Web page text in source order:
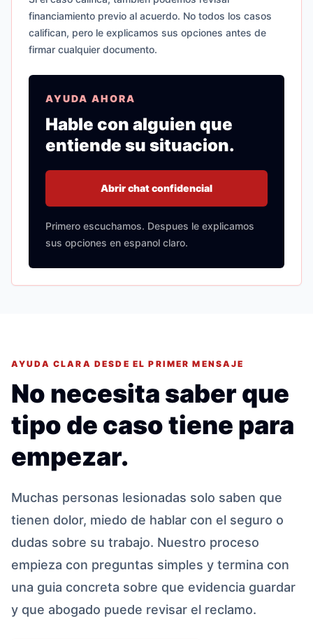
financiamiento previo al acuerdo. No todos los casos
califican, pero le explicamos sus opciones antes de
firmar cualquier documento.
AYUDA AHORA
Hable con alguien que
entiende su situacion.
Abrir chat confidencial
Primero escuchamos. Despues le explicamos
sus opciones en espanol claro.
AYUDA CLARA DESDE EL PRIMER MENSAJE
No necesita saber que
tipo de caso tiene para
empezar.
Muchas personas lesionadas solo saben que
tienen dolor, miedo de hablar con el seguro o
dudas sobre su trabajo. Nuestro proceso
empieza con preguntas simples y termina con
una guia concreta sobre que evidencia guardar
y que abogado puede revisar el reclamo.